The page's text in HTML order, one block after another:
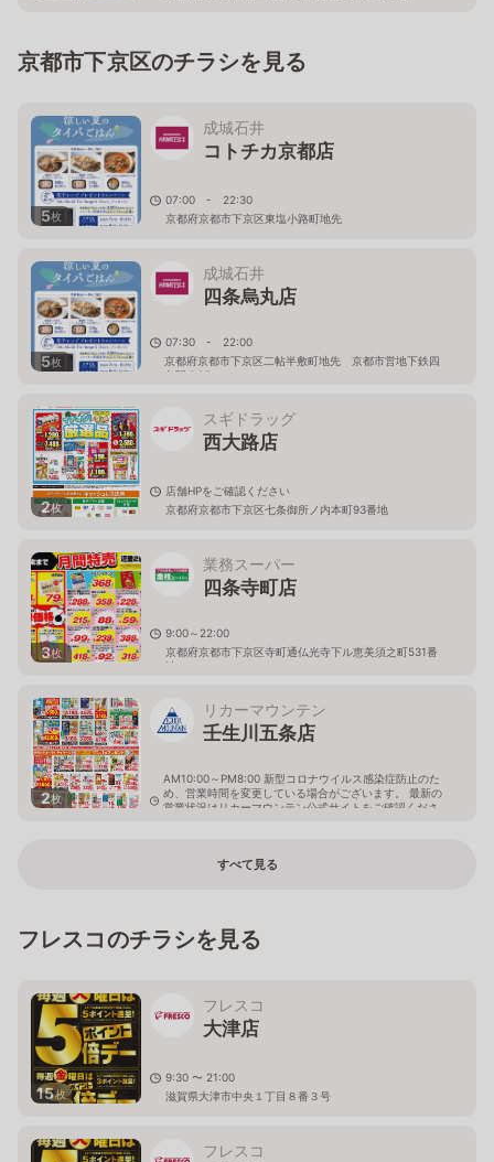
京都市下京区のチラシを見る
5枚
成城石井
コトチカ京都店
07:00 - 22:30
京都府京都市下京区東塩小路町地先
5枚
成城石井
四条烏丸店
07:30 - 22:00
京都府京都市下京区二帖半敷町地先 京都市営地下鉄四
条駅 B2F
2枚
スギドラッグ
西大路店
店舗HPをご確認ください
京都府京都市下京区七条御所ノ内本町93番地
3枚
業務スーパー
四条寺町店
9:00～22:00
京都府京都市下京区寺町通仏光寺下ル恵美須之町531番
地
2枚
リカーマウンテン
壬生川五条店
AM10:00～PM8:00 新型コロナウイルス感染症防止のた
め、営業時間を変更している場合がございます。 最新の
営業状況はリカーマウンテン公式サイトをご確認くださ
すべて見る
フレスコのチラシを見る
15枚
フレスコ
大津店
9:30 〜 21:00
滋賀県大津市中央１丁目８番３号
フレスコ